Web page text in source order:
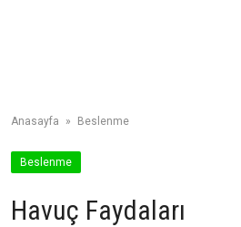
Anasayfa » Beslenme
Beslenme
Havuç Faydaları